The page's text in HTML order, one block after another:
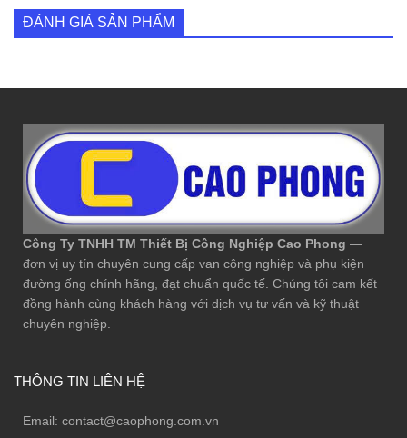
ĐÁNH GIÁ SẢN PHẨM
Công Ty TNHH TM Thiết Bị Công Nghiệp Cao Phong —
đơn vị uy tín chuyên cung cấp van công nghiệp và phụ kiện
đường ống chính hãng, đạt chuẩn quốc tế. Chúng tôi cam kết
đồng hành cùng khách hàng với dịch vụ tư vấn và kỹ thuật
chuyên nghiệp.
THÔNG TIN LIÊN HỆ
Email: contact@caophong.com.vn